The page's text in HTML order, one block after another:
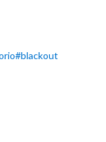
#blackout